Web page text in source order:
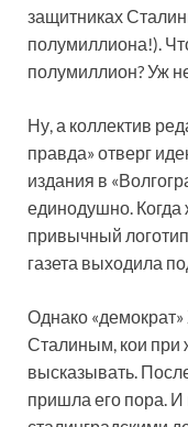
защитниках
полумиллиона!).
полумиллион? Уж
Ну, а коллектив
правда» отверг
издания в
единодушно. Когда
привычный
газета выходила
Однако
Сталиным, кои при
высказывать.
пришла его пора. И